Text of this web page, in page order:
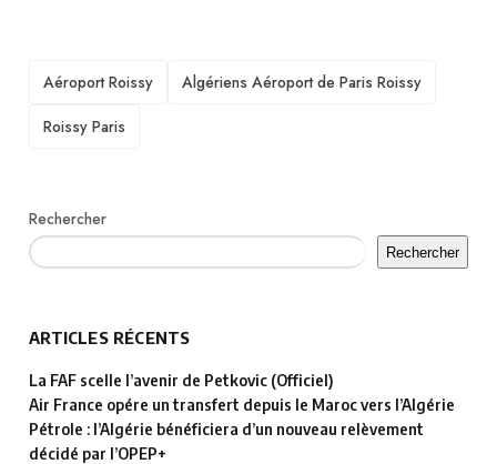
TAGS
Aéroport Roissy
Algériens Aéroport de Paris Roissy
Roissy Paris
Rechercher
Rechercher
ARTICLES RÉCENTS
La FAF scelle l’avenir de Petkovic (Officiel)
Air France opére un transfert depuis le Maroc vers l’Algérie
Pétrole : l’Algérie bénéficiera d’un nouveau relèvement
décidé par l’OPEP+